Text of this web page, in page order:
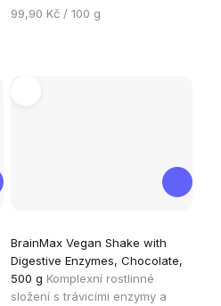
hvězdiček.
Měrná
99,90 Kč / 100 g
BrainMax Vegan Shake with
Digestive Enzymes, Chocolate,
500 g Komplexní rostlinné
složení s trávicími enzymy a
hodnocení
produktu
je